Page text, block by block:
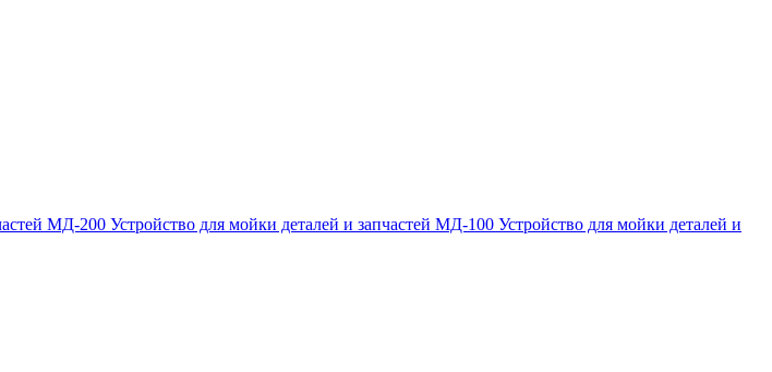
МД-200 Устройство для мойки деталей и запчастей МД-100 Устройство для мойки деталей и